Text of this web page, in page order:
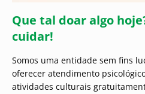
Que tal doar algo
cuidar!
Somos uma entidade sem fins
oferecer atendimento
atividades culturais